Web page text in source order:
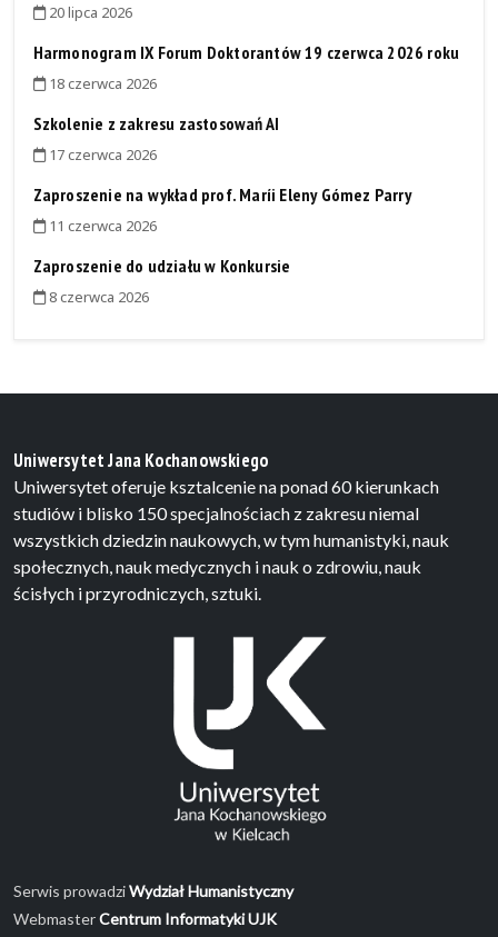
20 lipca 2026
Harmonogram IX Forum Doktorantów 19 czerwca 2026 roku
18 czerwca 2026
Szkolenie z zakresu zastosowań AI
17 czerwca 2026
Zaproszenie na wykład prof. Maríi Eleny Gómez Parry
11 czerwca 2026
Zaproszenie do udziału w Konkursie
8 czerwca 2026
Uniwersytet Jana Kochanowskiego
Uniwersytet oferuje ksztalcenie na ponad 60 kierunkach
studiów i blisko 150 specjalnościach z zakresu niemal
wszystkich dziedzin naukowych, w tym humanistyki, nauk
społecznych, nauk medycznych i nauk o zdrowiu, nauk
ścisłych i przyrodniczych, sztuki.
Serwis prowadziWydział Humanistyczny
WebmasterCentrum Informatyki UJK